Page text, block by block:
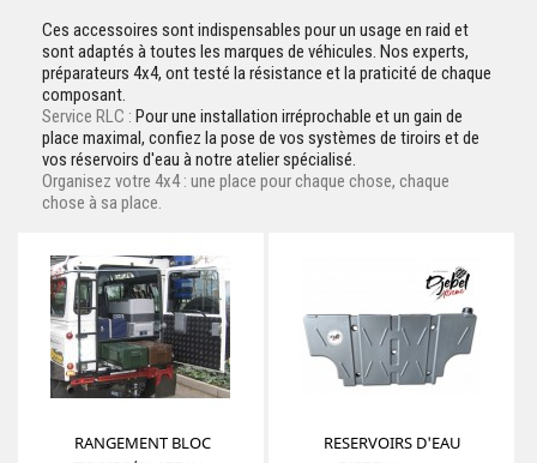
Ces accessoires sont indispensables pour un usage en raid et
sont adaptés à toutes les marques de véhicules. Nos experts,
préparateurs 4x4, ont testé la résistance et la praticité de chaque
composant.
Service RLC : Pour une installation irréprochable et un gain de
place maximal, confiez la pose de vos systèmes de tiroirs et de
vos réservoirs d'eau à notre atelier spécialisé.
Organisez votre 4x4 : une place pour chaque chose, chaque
chose à sa place.
RANGEMENT BLOC
RESERVOIRS D'EAU